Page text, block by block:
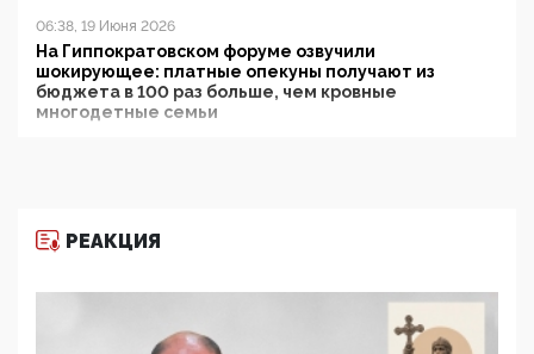
06:38, 19 Июня 2026
На Гиппократовском форуме озвучили
шокирующее: платные опекуны получают из
бюджета в 100 раз больше, чем кровные
многодетные семьи
11:53, 09 Июня 2026
деятельность ИИТО ЮНЕСКО в России, но
цифроглобалисты продолжают определять
повестку в образовании
РЕАКЦИЯ